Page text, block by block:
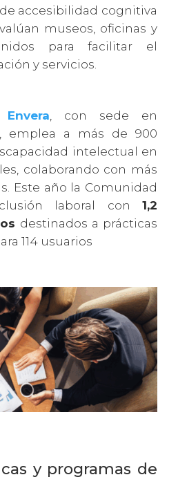
accesibilidad cognitiva
museos, oficinas y
para facilitar el
y servicios.
, con sede en
emplea a más de 900
intelectual en
colaborando con más
Este año la Comunidad
laboral con 1,2
destinados a prácticas
114 usuarios
y programas de